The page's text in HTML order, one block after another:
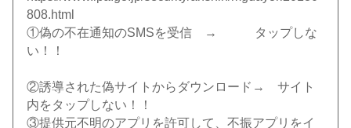
808.html
①偽の不在通知のSMSを受信 → タップしな
い！！
②誘導された偽サイトからダウンロード→ サイト
内をタップしない！！
③提供元不明のアプリを許可して、不振アプリをイ